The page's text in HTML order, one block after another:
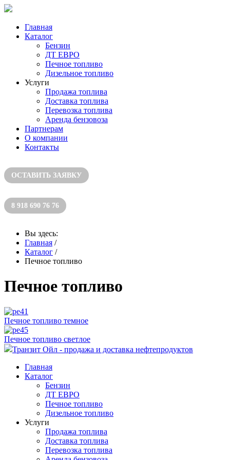
Главная
Каталог
Бензин
ДТ ЕВРО
Печное топливо
Дизельное топливо
Услуги
Продажа топлива
Доставка топлива
Перевозка топлива
Аренда бензовоза
Партнерам
О компании
Контакты
ОСТАВИТЬ ЗАЯВКУ
8 918 690 76 76
Вы здесь:
Главная /
Каталог /
Печное топливо
Печное топливо
Печное топливо темное
Печное топливо светлое
Транзит Ойл - продажа и доставка нефтепродуктов
Главная
Каталог
Бензин
ДТ ЕВРО
Печное топливо
Дизельное топливо
Услуги
Продажа топлива
Доставка топлива
Перевозка топлива